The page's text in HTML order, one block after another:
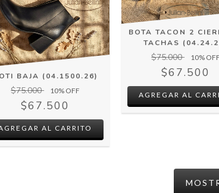
BAJA (04.1500.26)
$75.000 10% OFF
$67.500
AL CARRITO
BOTA TACON 2
TACHAS
$75.000 10% OFF
$67.500
AGREGAR AL